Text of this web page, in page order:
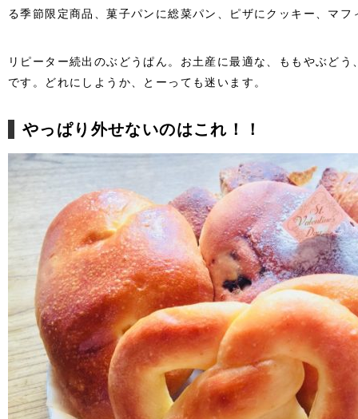
る季節限定商品、菓子パンに総菜パン、ピザにクッキー、マフ
リピーター続出のぶどうぱん。お土産に最適な、ももやぶど
です。どれにしようか、とーっても迷います。
やっぱり外せないのはこれ！！